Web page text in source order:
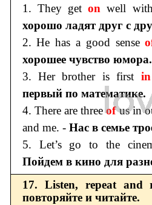
1. They getonwell
хорошо ладят друг с
2. He has a good sense
хорошее чувство юмора.
3. Her brother is first
первый по математике.
4. There are threeofus in
and me. - Нас в семье
5. Let’s go to the
Пойдем в кино для
17. Listen, repeat and
повторяйте и читайте.